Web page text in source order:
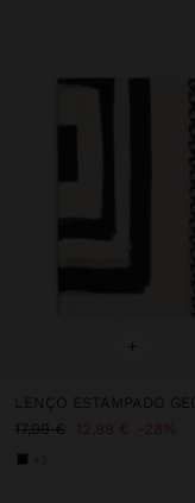
+
17,99 €
12,99 € 28%